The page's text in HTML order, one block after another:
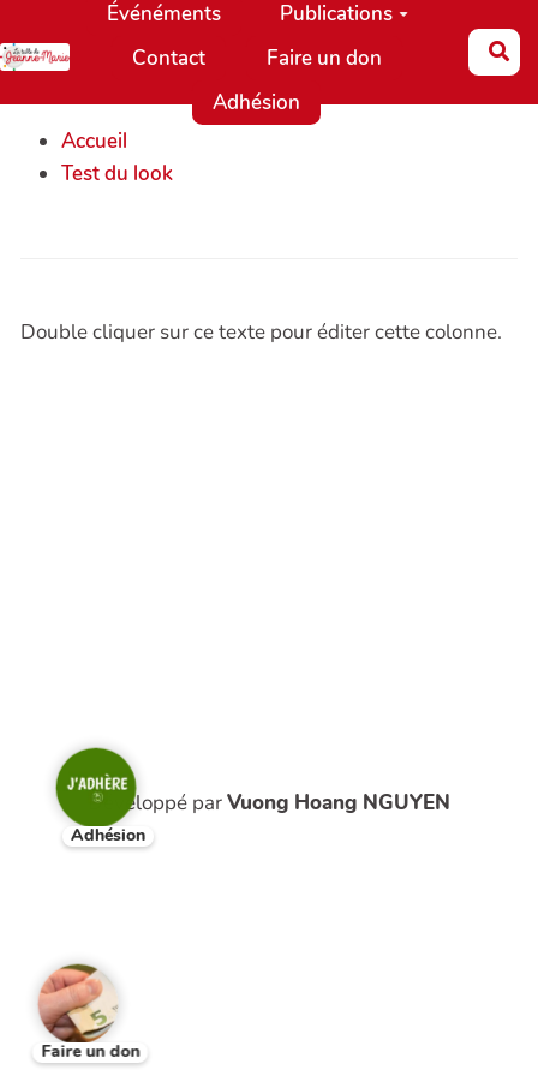
Aller au contenu principal
Événéments
Publications
Contact
Faire un don
Adhésion
Accueil
Test du look
Double cliquer sur ce texte pour éditer cette colonne.
Développé parVuong Hoang NGUYEN
Adhésion
Faire un don